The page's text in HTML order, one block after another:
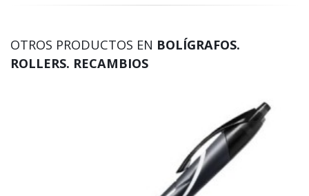
OTROS PRODUCTOS EN BOLÍGRAFOS.
ROLLERS. RECAMBIOS